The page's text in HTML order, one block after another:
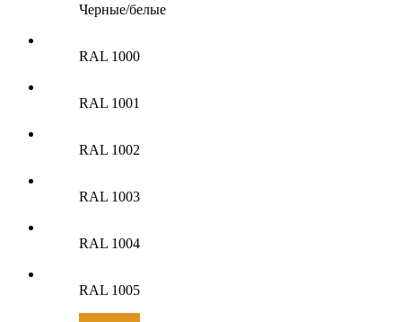
Черные/белые
RAL 1000
RAL 1001
RAL 1002
RAL 1003
RAL 1004
RAL 1005